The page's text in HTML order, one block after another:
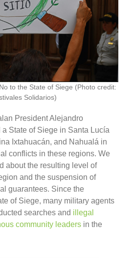
to the State of Siege (Photo credit:
Solidarios)
President Alejandro
State of Siege in Santa Lucía
Ixtahuacán, and Nahualá in
conflicts in these regions. We
about the resulting level of
and the suspension of
guarantees. Since the
of Siege, many military agents
searches and illegal
community leaders in the